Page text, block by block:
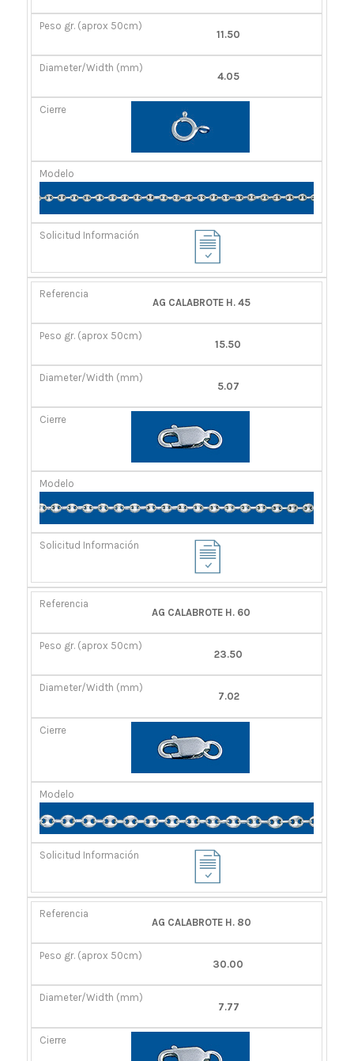
(APROX
11.50
4.05
AG CALABROTE H. 45
15.50
5.07
AG CALABROTE H. 60
23.50
7.02
AG CALABROTE H. 80
30.00
7.77